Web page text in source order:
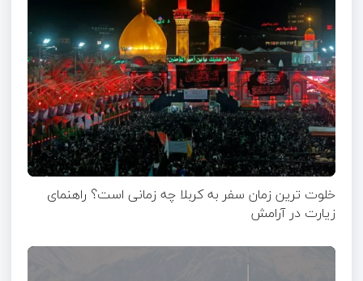
خلوت ترین زمان سفر به کربلا چه زمانی است؟ راهنمای
زیارت در آرامش